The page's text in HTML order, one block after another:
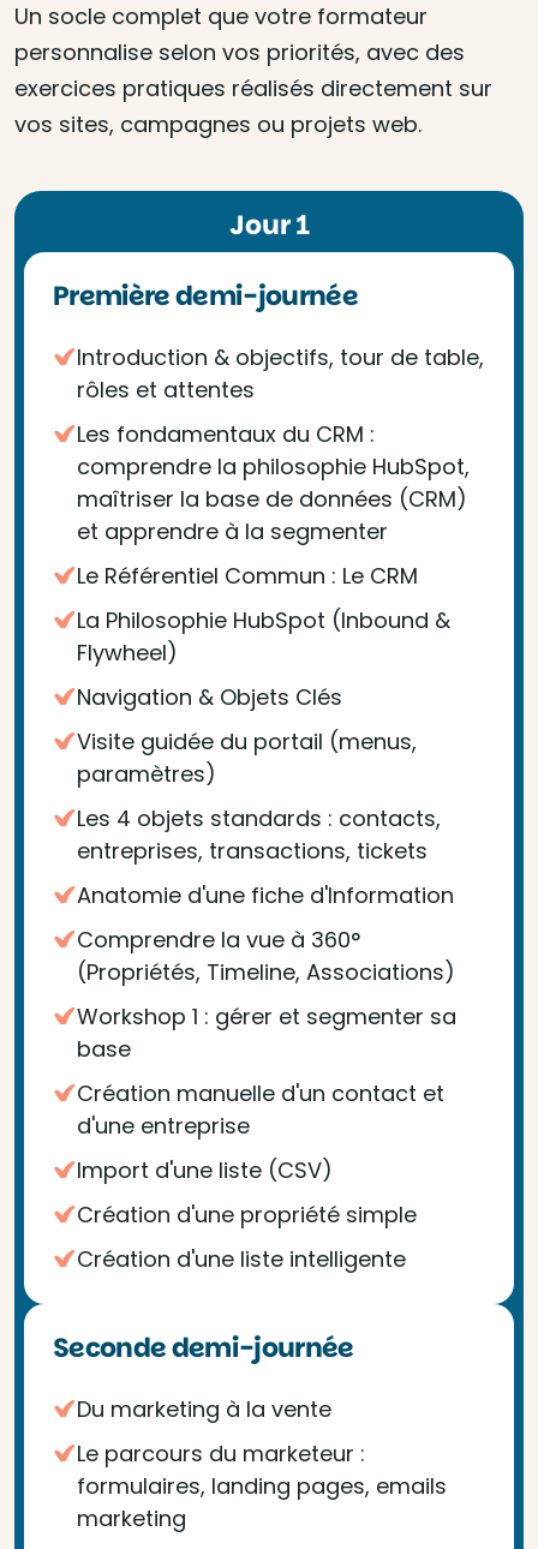
Un socle complet que votre formateur
personnalise selon vos priorités, avec des
exercices pratiques réalisés directement sur
vos sites, campagnes ou projets web.
Jour 1
Première demi-journée
Introduction & objectifs, tour de table,
rôles et attentes
Les fondamentaux du CRM :
comprendre la philosophie HubSpot,
maîtriser la base de données (CRM)
et apprendre à la segmenter
Le Référentiel Commun : Le CRM
La Philosophie HubSpot (Inbound &
Flywheel)
Navigation & Objets Clés
Visite guidée du portail (menus,
paramètres)
Les 4 objets standards : contacts,
entreprises, transactions, tickets
Anatomie d'une fiche d'Information
Comprendre la vue à 360°
(Propriétés, Timeline, Associations)
Workshop 1 : gérer et segmenter sa
base
Création manuelle d'un contact et
d'une entreprise
Import d'une liste (CSV)
Création d'une propriété simple
Création d'une liste intelligente
Seconde demi-journée
Du marketing à la vente
Le parcours du marketeur :
formulaires, landing pages, emails
marketing